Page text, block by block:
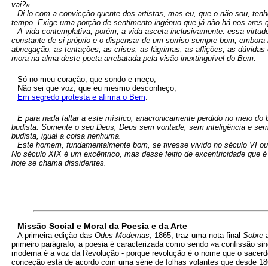
vai?»
Di-lo com a convicção quente dos artistas, mas eu, que o não sou,
tempo. Exige uma porção de sentimento ingénuo que já não há nos ares
A vida contemplativa, porém, a vida asceta inclusivamente: essa
constante de si próprio e o dispensar de um sorriso sempre bom,
abnegação, as tentações, as crises, as lágrimas, as aflições, as
mora na alma deste poeta arrebatada pela visão inextinguível do Bem.
Só no meu coração, que sondo e meço,
Não sei que voz, que eu mesmo desconheço,
Em segredo protesta e afirma o Bem.
E para nada faltar a este místico, anacronicamente perdido no meio
budista. Somente o seu Deus, Deus sem vontade, sem inteligência e
budista, igual a coisa nenhuma.
Este homem, fundamentalmente bom, se tivesse vivido no século VI
No século XIX é um excêntrico, mas desse feitio de excentricidade que
hoje se chama dissidentes.
Missão Social e Moral da Poesia e da Arte
A primeira edição das Odes Modernas, 1865, traz uma nota final Sobre
primeiro parágrafo, a poesia é caracterizada como sendo «a confissão
moderna é a voz da Revolução - porque revolução é o nome que o
conceção está de acordo com uma série de folhas volantes que desde